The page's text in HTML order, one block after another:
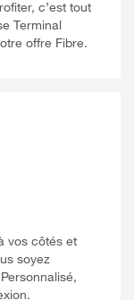
c’est tout
Terminal
offre Fibre.
vos côtés et
soyez